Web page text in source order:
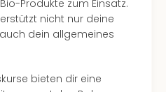
Produkte zum Einsatz.
nicht nur deine
dein allgemeines
bieten dir eine